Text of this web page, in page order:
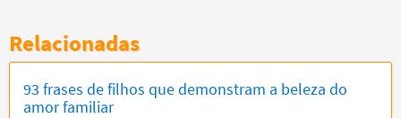
Relacionadas
93 frases de filhos que demonstram a beleza do
amor familiar